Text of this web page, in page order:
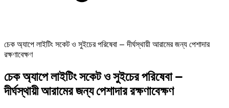
চেক অ্যাপে লাইটিং সকেট ও সুইচের পরিষেবা – দীর্ঘস্থায়ী আরামের জন্য পেশাদার
রক্ষণাবেক্ষণ
চেক অ্যাপে লাইটিং সকেট ও সুইচের পরিষেবা –
দীর্ঘস্থায়ী আরামের জন্য পেশাদার রক্ষণাবেক্ষণ